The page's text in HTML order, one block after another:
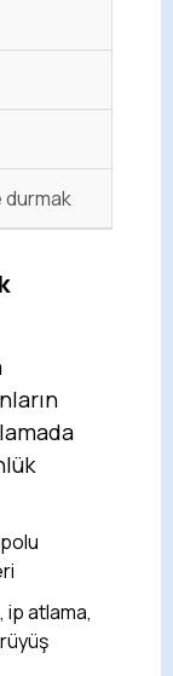
durmak
ip atlama,